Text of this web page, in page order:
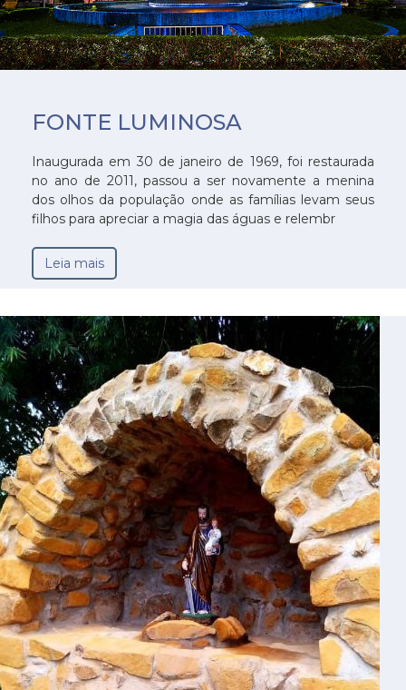
FONTE LUMINOSA
Inaugurada em 30 de janeiro de 1969, foi restaurada
no ano de 2011, passou a ser novamente a menina
dos olhos da população onde as famílias levam seus
filhos para apreciar a magia das águas e relembr
Leia mais